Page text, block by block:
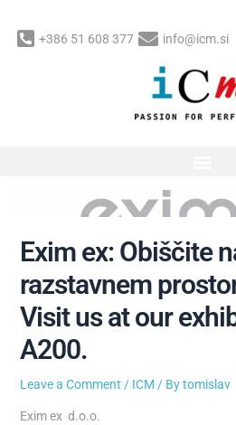
content
+386 51 608 377 info@icm.si
Exim ex: Obiščite
razstavnem
Visit us at our
A200.
Leave a Comment / ICM / Bytomislav
Exim ex d.o.o.